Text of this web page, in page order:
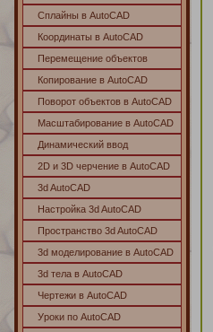
Сплайны в AutoCAD
Координаты в AutoCAD
Перемещение объектов
Копирование в AutoCAD
Поворот объектов в AutoCAD
Масштабирование в AutoCAD
Динамический ввод
2D и 3D черчение в AutoCAD
3d AutoCAD
Настройка 3d AutoCAD
Пространство 3d AutoCAD
3d моделирование в AutoCAD
3d тела в AutoCAD
Чертежи в AutoCAD
Уроки по AutoCAD